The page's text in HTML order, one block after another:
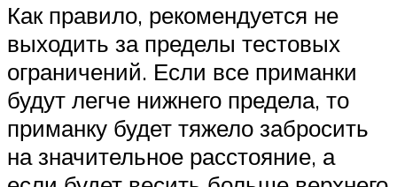
Как правило, рекомендуется не
выходить за пределы тестовых
ограничений. Если все приманки
будут легче нижнего предела, то
приманку будет тяжело забросить
на значительное расстояние, а